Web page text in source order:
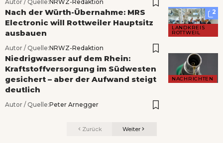
Autor / Quelle:NRWZ-Redaktion
2
LANDKREIS
ROTTWEIL
Nach der Würth-Übernahme: MRS
Electronic will Rottweiler Hauptsitz
ausbauen
Autor / Quelle:NRWZ-Redaktion
NACHRICHTEN
Niedrigwasser auf dem Rhein:
Kraftstoffversorgung im Südwesten
gesichert – aber der Aufwand steigt
deutlich
Autor / Quelle:Peter Arnegger
Zurück Weiter